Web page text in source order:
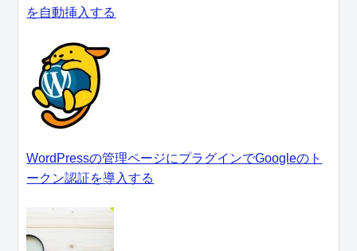
を自動挿入する
WordPressの管理ページにプラグインでGoogleのト
ークン認証を導入する